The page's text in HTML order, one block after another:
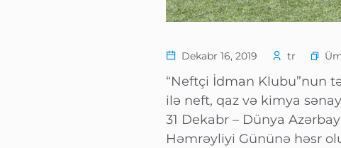
Dekabr 16, 2019 tr
“Neftçi İdman Klubu”nun
ilə neft, qaz və kimya
31 Dekabr – Dünya
Həmrəyliyi Gününə həsr